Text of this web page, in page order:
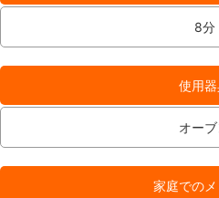
8分
使用
オー
家庭でのメ